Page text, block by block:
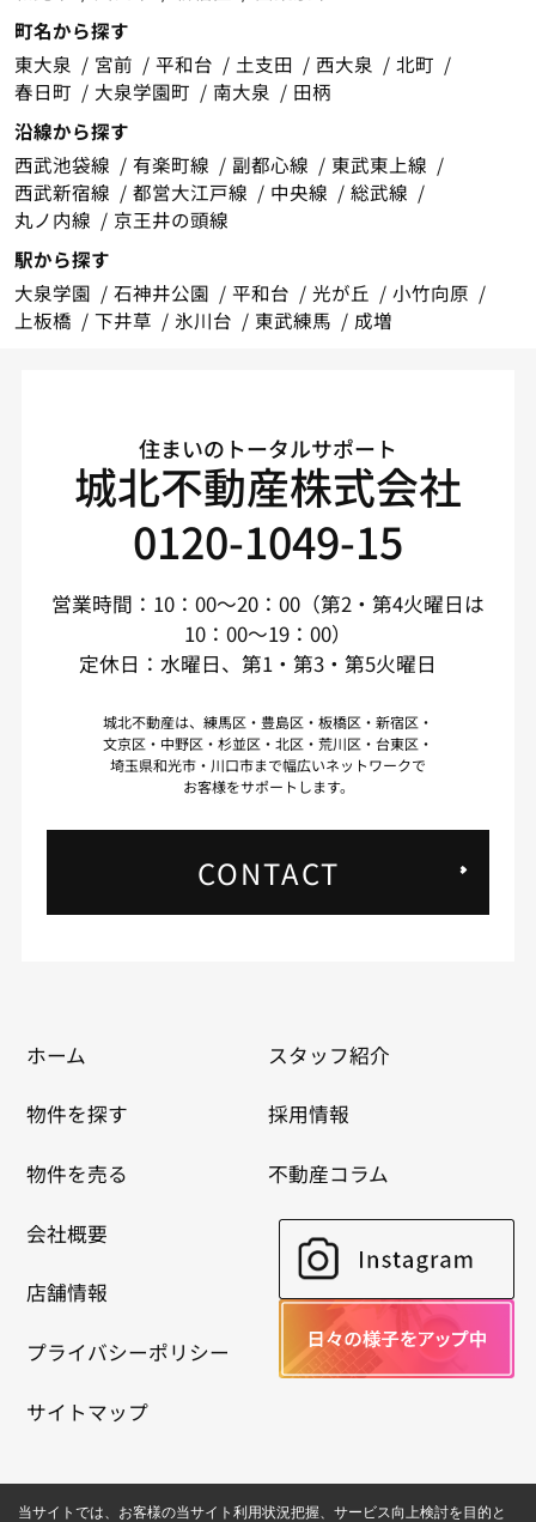
町名から探す
東大泉
宮前 平和台 土支田 西大泉
北町
春日町
大泉学園町 南大泉
田柄
沿線から探す
西武池袋線
有楽町線 副都心線
東武東上線
西武新宿線
都営大江戸線 中央線
総武線
丸ノ内線
京王井の頭線
駅から探す
大泉学園
石神井公園 平和台 光が丘
小竹向原
上板橋
下井草 氷川台 東武練馬 成増
住まいのトータルサポート
城北不動産株式会社
0120-1049-15
営業時間：10：00～20：00（第2・第4火曜日は
10：00～19：00）
定休日：水曜日、第1・第3・第5火曜日
城北不動産は、練馬区・豊島区・板橋区・新宿区・
文京区・中野区・杉並区・北区・荒川区・台東区・
埼玉県和光市・川口市まで幅広いネットワークで
お客様をサポートします。
CONTACT
ホーム
物件を探す
物件を売る
会社概要
店舗情報
プライバシーポリシー
サイトマップ
スタッフ紹介
採用情報
不動産コラム
当サイトでは、お客様の当サイト利用状況把握、サービス向上検討を目的と